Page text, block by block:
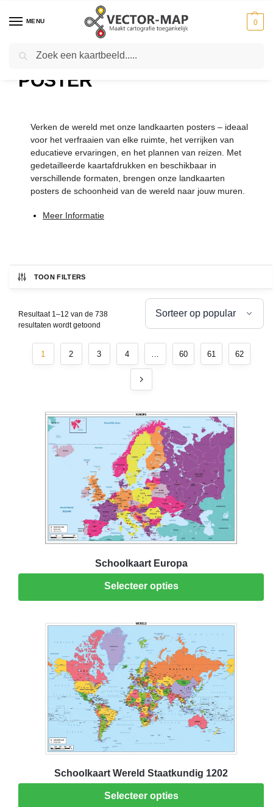
MENU 0
Home Kaarten - Poster
POSTER
Verken de wereld met onze landkaarten posters – ideaal
voor het verfraaien van elke ruimte, het verrijken van
educatieve ervaringen, en het plannen van reizen. Met
gedetailleerde kaartafdrukken en beschikbaar in
verschillende formaten, brengen onze landkaarten
posters de schoonheid van de wereld naar jouw muren.
Meer Informatie
TOON FILTERS
Resultaat 1–12 van de 738
resultaten wordt getoond
1 2 3 4 … 60 61 62
Schoolkaart Europa
Selecteer opties
Schoolkaart Wereld Staatkundig 1202
Selecteer opties